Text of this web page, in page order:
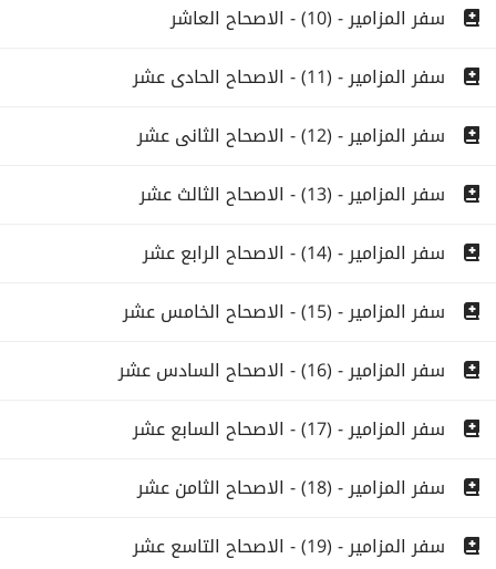
سفر المزامير - (10) - الاصحاح العاشر
سفر المزامير - (11) - الاصحاح الحادى عشر
سفر المزامير - (12) - الاصحاح الثانى عشر
سفر المزامير - (13) - الاصحاح الثالث عشر
سفر المزامير - (14) - الاصحاح الرابع عشر
سفر المزامير - (15) - الاصحاح الخامس عشر
سفر المزامير - (16) - الاصحاح السادس عشر
سفر المزامير - (17) - الاصحاح السابع عشر
سفر المزامير - (18) - الاصحاح الثامن عشر
سفر المزامير - (19) - الاصحاح التاسع عشر